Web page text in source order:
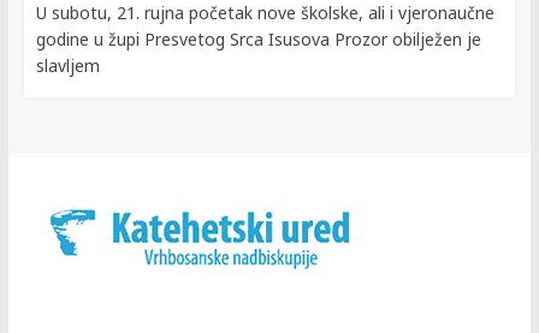
U subotu, 21. rujna početak nove školske, ali i vjeronaučne
godine u župi Presvetog Srca Isusova Prozor obilježen je
slavljem